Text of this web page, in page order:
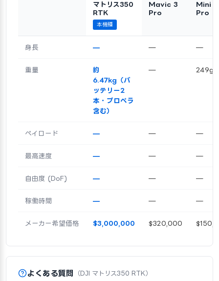
マトリス350
RTK
本機種
Mavic 3
Pro
Mini 4
Pro
身長 — — —
重量
約
6.47kg（バ
ッテリー2
本・プロペラ
含む）
— 249g
ペイロード — — —
最高速度 — — —
自由度 (DoF) — — —
稼働時間 — — —
メーカー希望価格 $3,000,000 $320,000
よくある質問 （DJI マトリス350 RTK）